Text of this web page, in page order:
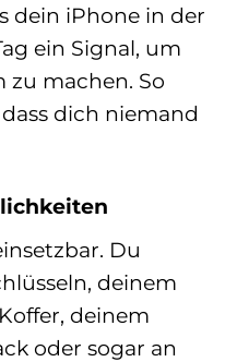
dein iPhone in der
ein Signal, um
zu machen. So
dich niemand
Du
deinem
deinem
oder sogar an